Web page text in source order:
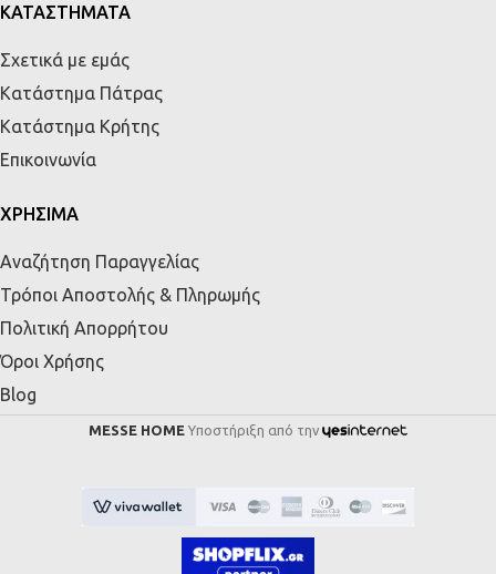
ΚΑΤΑΣΤΗΜΑΤΑ
Σχετικά με εμάς
Κατάστημα Πάτρας
Κατάστημα Κρήτης
Επικοινωνία
ΧΡΗΣΙΜΑ
Αναζήτηση Παραγγελίας
Τρόποι Αποστολής & Πληρωμής
Πολιτική Απορρήτου
Όροι Χρήσης
Blog
MESSE HOME Υποστήριξη από την